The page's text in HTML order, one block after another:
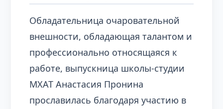
Обладательница очаровательной
внешности, обладающая талантом и
профессионально относящаяся к
работе, выпускница школы-студии
МХАТ Анастасия Пронина
прославилась благодаря участию в